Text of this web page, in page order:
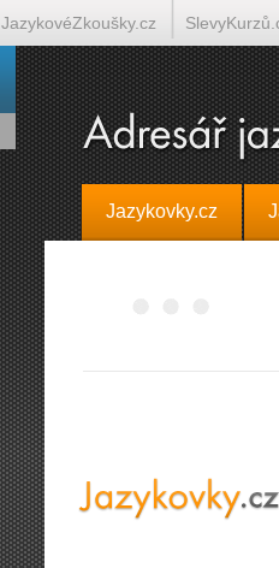
Jazykovky.cz
JazykovéZkoušky.cz
Tlumočení-Překlady.cz